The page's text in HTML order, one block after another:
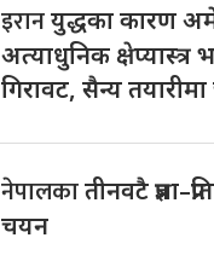
इरानयुद्धका कारण
अत्याधुनिक क्षेप्यास्त्र
गिरावट, सैन्य
नेपालकातीनवटै
चयन